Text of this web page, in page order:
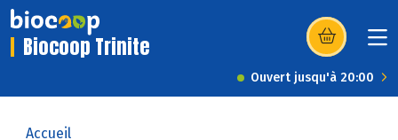
Biocoop Trinite (s’ouvre dans
Ouvert jusqu'à 20:00
Accueil